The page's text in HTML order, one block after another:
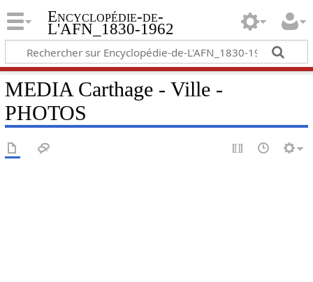
Encyclopédie-de-
L'AFN_1830-1962
MEDIA Carthage - Ville -
PHOTOS